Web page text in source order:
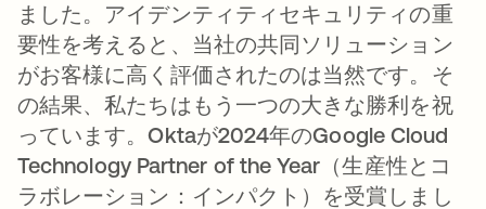
ました。アイデンティティセキュリティの重
要性を考えると、当社の共同ソリューション
がお客様に高く評価されたのは当然です。そ
の結果、私たちはもう一つの大きな勝利を祝
っています。Oktaが2024年のGoogle Cloud
Technology Partner of the Year（生産性とコ
ラボレーション：インパクト）を受賞しまし